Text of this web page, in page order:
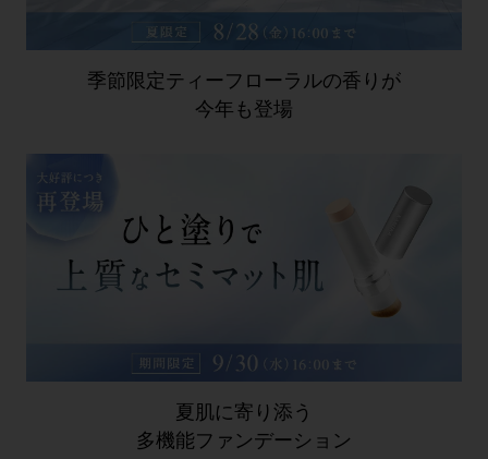
季節限定ティーフローラルの香りが
今年も登場
夏肌に寄り添う
多機能ファンデーション